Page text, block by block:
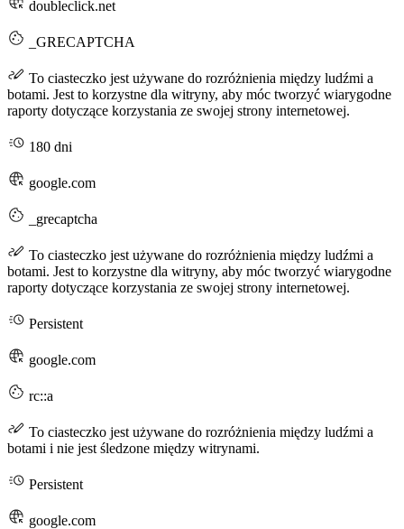
doubleclick.net
_GRECAPTCHA
To ciasteczko jest używane do rozróżnienia między ludźmi a
botami. Jest to korzystne dla witryny, aby móc tworzyć wiarygodne
raporty dotyczące korzystania ze swojej strony internetowej.
180 dni
google.com
_grecaptcha
To ciasteczko jest używane do rozróżnienia między ludźmi a
botami. Jest to korzystne dla witryny, aby móc tworzyć wiarygodne
raporty dotyczące korzystania ze swojej strony internetowej.
Persistent
google.com
rc::a
To ciasteczko jest używane do rozróżnienia między ludźmi a
botami i nie jest śledzone między witrynami.
Persistent
google.com